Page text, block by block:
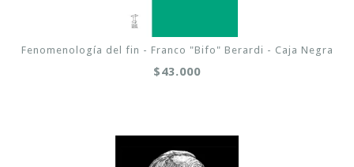
Fenomenología del fin - Franco "Bifo" Berardi - Caja Negra
$43.000